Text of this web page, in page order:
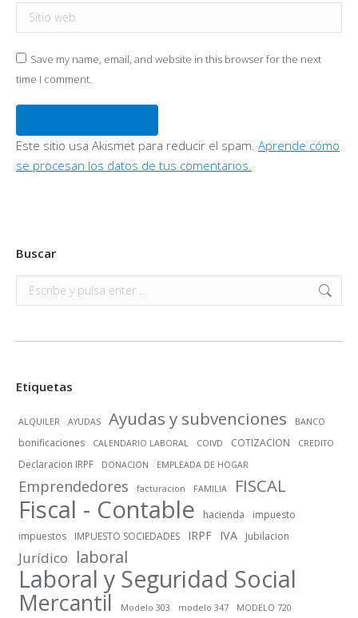
Sitio web
Save my name, email, and website in this browser for the next
time I comment.
Este sitio usa Akismet para reducir el spam. Aprende cómo
se procesan los datos de tus comentarios.
Buscar
Buscar:
Etiquetas
ALQUILER AYUDAS Ayudas y subvenciones BANCO
bonificaciones CALENDARIO LABORAL COIVD COTIZACION CREDITO
Declaracion IRPF DONACION EMPLEADA DE HOGAR
Emprendedores facturacion FAMILIA FISCAL
Fiscal - Contable hacienda
impuesto
impuestos
IMPUESTO SOCIEDADES IRPF IVA Jubilacion
Jurídico laboral
Laboral y Seguridad Social
Mercantil Modelo 303 modelo 347
MODELO 720